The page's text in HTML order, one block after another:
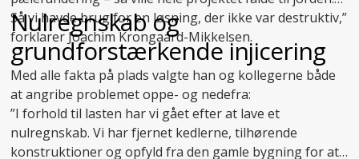
Så vi havde brug for en løsning, der ikke var destruktiv,”
forklarer Joachim Krongaard-Mikkelsen.
Nulregnskab og
grundforstærkende injicering
Med alle fakta på plads valgte han og kollegerne både
at angribe problemet oppe- og nedefra:
”I forhold til lasten har vi gået efter at lave et
nulregnskab. Vi har fjernet kedlerne, tilhørende
konstruktioner og opfyld fra den gamle bygning for at